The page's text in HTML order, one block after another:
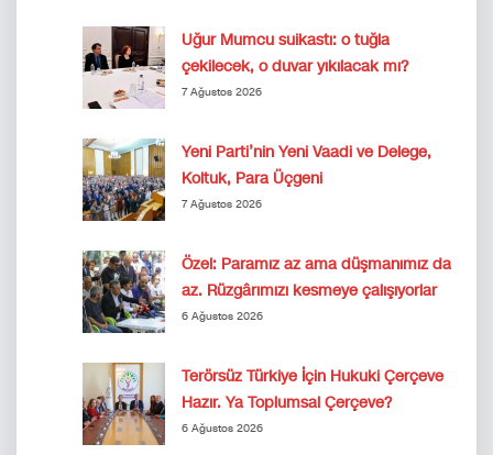
Uğur Mumcu suikastı: o tuğla
çekilecek, o duvar yıkılacak mı?
7 Ağustos 2026
Yeni Parti’nin Yeni Vaadi ve Delege,
Koltuk, Para Üçgeni
7 Ağustos 2026
Özel: Paramız az ama düşmanımız da
az. Rüzgârımızı kesmeye çalışıyorlar
6 Ağustos 2026
Terörsüz Türkiye İçin Hukuki Çerçeve
Hazır. Ya Toplumsal Çerçeve?
6 Ağustos 2026